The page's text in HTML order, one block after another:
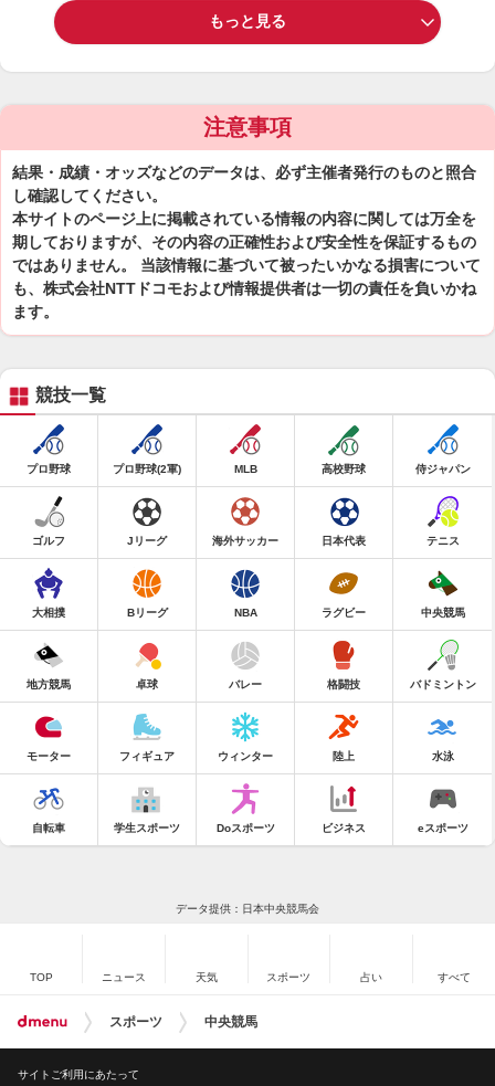
もっと見る
注意事項
結果・成績・オッズなどのデータは、必ず主催者発行のものと照合
し確認してください。
本サイトのページ上に掲載されている情報の内容に関しては万全を
期しておりますが、その内容の正確性および安全性を保証するもの
ではありません。 当該情報に基づいて被ったいかなる損害について
も、株式会社NTTドコモおよび情報提供者は一切の責任を負いかね
ます。
競技一覧
プロ野球 プロ野球(2軍) MLB 高校野球 侍ジャパン
ゴルフ Jリーグ 海外サッカー 日本代表 テニス
大相撲 Bリーグ NBA ラグビー 中央競馬
地方競馬 卓球 バレー 格闘技 バドミントン
モーター フィギュア ウィンター 陸上 水泳
自転車 学生スポーツ Doスポーツ ビジネス eスポーツ
データ提供：日本中央競馬会
TOP ニュース 天気 スポーツ 占い すべて
スポーツ 中央競馬
サイトご利用にあたって